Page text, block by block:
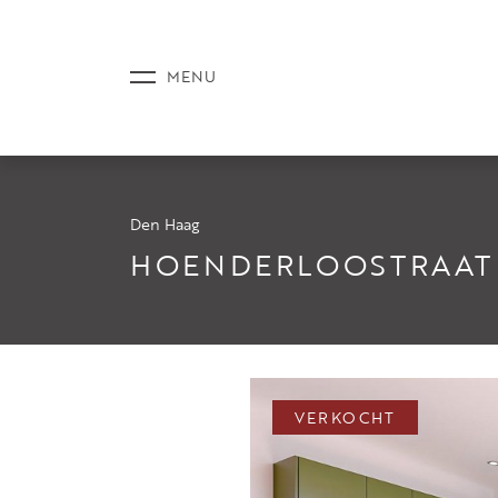
Den Haag
VERKOCHT
AANBOD
NIEUWS